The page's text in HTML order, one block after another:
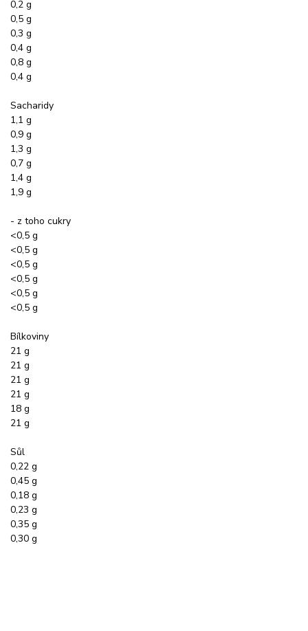
0,2 g
0,5 g
0,3 g
0,4 g
0,8 g
0,4 g
Sacharidy
1,1 g
0,9 g
1,3 g
0,7 g
1,4 g
1,9 g
- z toho cukry
<0,5 g
<0,5 g
<0,5 g
<0,5 g
<0,5 g
<0,5 g
Bílkoviny
21 g
21 g
21 g
21 g
18 g
21 g
Sůl
0,22 g
0,45 g
0,18 g
0,23 g
0,35 g
0,30 g